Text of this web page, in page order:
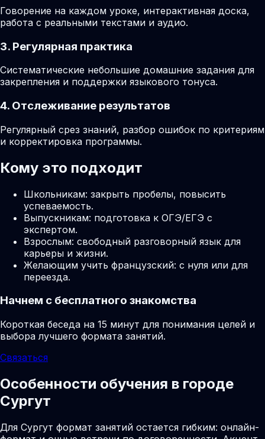
Говорение на каждом уроке, интерактивная доска,
работа с реальными текстами и аудио.
3. Регулярная практика
Систематические небольшие домашние задания для
закрепления и поддержки языкового тонуса.
4. Отслеживание результатов
Регулярный срез знаний, разбор ошибок по критериям
и корректировка программы.
Кому это подходит
Школьникам: закрыть пробелы, повысить
успеваемость.
Выпускникам: подготовка к ОГЭ/ЕГЭ с
экспертом.
Взрослым: свободный разговорный язык для
карьеры и жизни.
Желающим учить французский: с нуля или для
переезда.
Начнем с бесплатного знакомства
Короткая беседа на 15 минут для понимания целей и
выбора лучшего формата занятий.
Связаться
Особенности обучения в городе
Сургут
Для Сургут формат занятий остается гибким: онлайн-